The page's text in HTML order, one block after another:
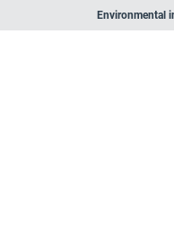
Environmental